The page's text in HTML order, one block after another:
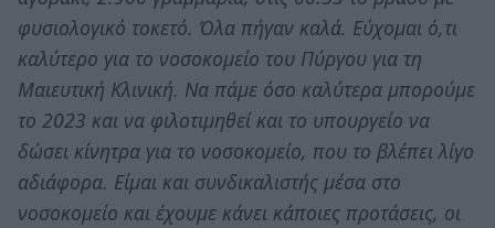
φυσιολογικό τοκετό. Όλα πήγαν καλά. Εύχομαι ό,τι
καλύτερο για το νοσοκομείο του Πύργου για τη
Μαιευτική Κλινική. Να πάμε όσο καλύτερα μπορούμε
το 2023 και να φιλοτιμηθεί και το υπουργείο να
δώσει κίνητρα για το νοσοκομείο, που το βλέπει λίγο
αδιάφορα. Είμαι και συνδικαλιστής μέσα στο
νοσοκομείο και έχουμε κάνει κάποιες προτάσεις, οι